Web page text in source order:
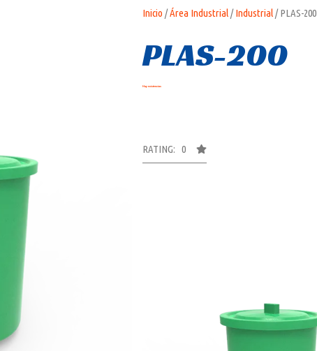
Inicio /Área Industrial/Industrial/ PLAS-200
PLAS-200
Hay existencias
RATING: 0